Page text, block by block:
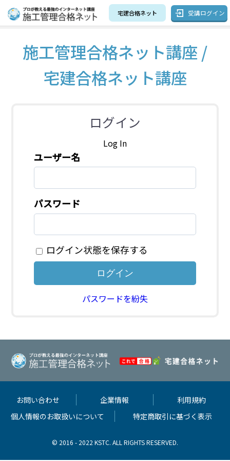
宅建合格ネット 受講ログイン
施工管理合格ネット講座 /
宅建合格ネット講座
ログイン
Log In
ユーザー名
パスワード
ログイン状態を保存する
パスワードを紛失
お問い合わせ 企業情報
利用規約
個人情報のお取扱いについて
特定商取引に基づく表示
© 2016 - 2022 KSTC. ALL RIGHTS RESERVED.